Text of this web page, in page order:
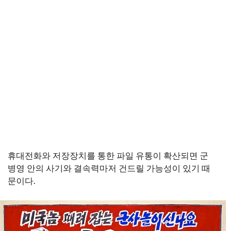
휴대전화와 저장장치를 통한 파일 유통이 확산되면 군
병영 안의 사기와 결속력마저 건드릴 가능성이 있기 때
문이다.